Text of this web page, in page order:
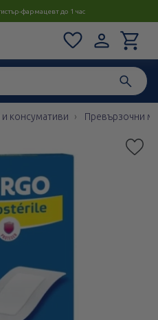
фармацевт до 1 час
консумативи Превързочни